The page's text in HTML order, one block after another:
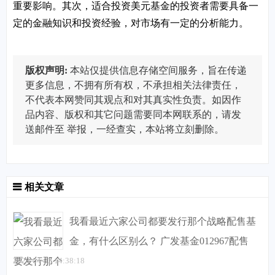
重要影响。其次，适合投资美元基金的投资者需要具备一
定的金融知识和投资经验，对市场有一定的分析能力。
版权声明: 本站仅提供信息存储空间服务，旨在传递
更多信息，不拥有所有权，不承担相关法律责任，
不代表本网赞同其观点和对其真实性负责。如因作
品内容、版权和其它问题需要同本网联系的，请发
送邮件至 举报，一经查实，本站将立刻删除。
相关文章
我看最近六家公司都要发行那个战略配售基
金，有什么区别么？ 广发基金012967配售
2023-04-02 14:38:18